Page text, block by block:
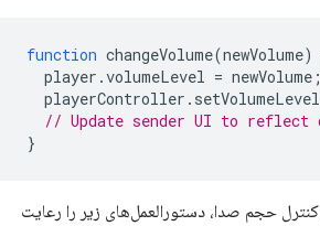
function changeVolume(newVolume)
player .volumeLevel = newVolume ;
playerController . setVolumeLevel
// Update sender UI to reflect
}
کنترل حجم صدا، دستورالعمل‌های زیر را رعایت